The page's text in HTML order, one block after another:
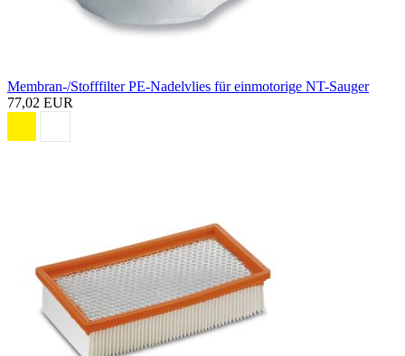
Membran-/Stofffilter PE-Nadelvlies für einmotorige NT-Sauger
77,02 EUR